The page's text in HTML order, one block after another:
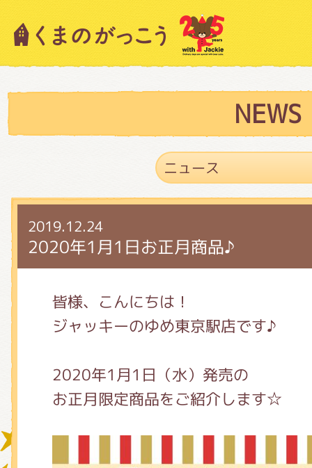
NEWS
2019.12.24
2020年1月1日お正月商品♪
皆様、こんにちは！
ジャッキーのゆめ東京駅店です♪
2020年1月1日（水）発売の
お正月限定商品をご紹介します☆
キャラクター紹介
スタッフブログ
絵本・作家紹介
ショップインフォメーション
グッズインフォメーション
ミュージカル・コンサート